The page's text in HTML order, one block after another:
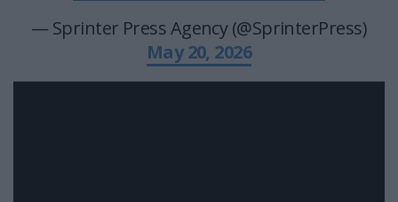
— Sprinter Press Agency (@SprinterPress)
May 20, 2026